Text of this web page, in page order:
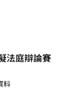
法庭辯論賽
料